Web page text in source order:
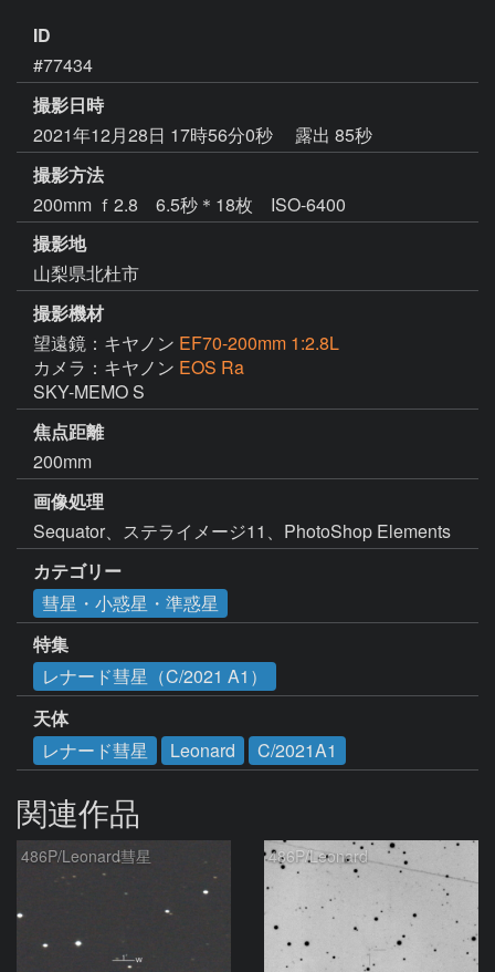
ID
#77434
撮影日時
2021年12月28日 17時56分0秒
露出 85秒
撮影方法
200mm ｆ2.8 6.5秒＊18枚 ISO-6400
撮影地
山梨県北杜市
撮影機材
望遠鏡：キヤノン EF70-200mm 1:2.8L
カメラ：キヤノン EOS Ra
SKY-MEMO S
焦点距離
200mm
画像処理
Sequator、ステライメージ11、PhotoShop Elements
カテゴリー
彗星・小惑星・準惑星
特集
レナード彗星（C/2021 A1）
天体
レナード彗星
Leonard C/2021A1
関連作品
486P/Leonard彗星 486P/Leonard